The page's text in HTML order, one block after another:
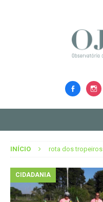
INÍCIO rota dos tropeiros
CIDADANIA